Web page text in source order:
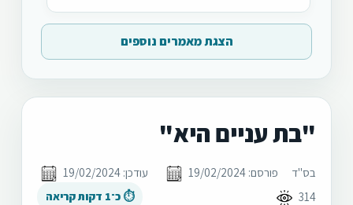
הצגת מאמרים נוספים
"בת עניים היא"
בס"ד פורסם: 19/02/2024
עודכן: 19/02/2024
314
⏱ כ־1 דקות קריאה